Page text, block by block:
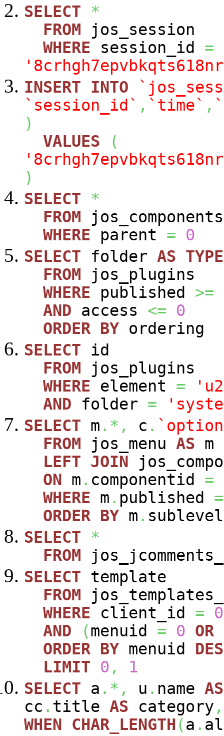
SELECT
*
FROM jos_session
WHERE session_id =
INSERT
INTO
`session_id` , `time` ,
)
VALUES
(
)
SELECT
*
FROM jos_components
WHERE parent =
0
SELECT folder AS TYPE
FROM jos_plugins
WHERE published >=
AND access <=
0
ORDER BY ordering
SELECT id
FROM jos_plugins
WHERE element =
AND folder =
SELECT m .*, c .
FROM jos_menu AS m
LEFT JOIN
ON m . componentid =
WHERE m . published =
ORDER BY m . sublevel
SELECT
*
FROM
SELECT template
FROM
WHERE client_id =
0
AND
(menuid = 0 OR
ORDER BY menuid
LIMIT
0 ,
1
SELECT a .*, u . name AS
cc . title AS category ,
WHEN
CHAR_LENGTH(a .